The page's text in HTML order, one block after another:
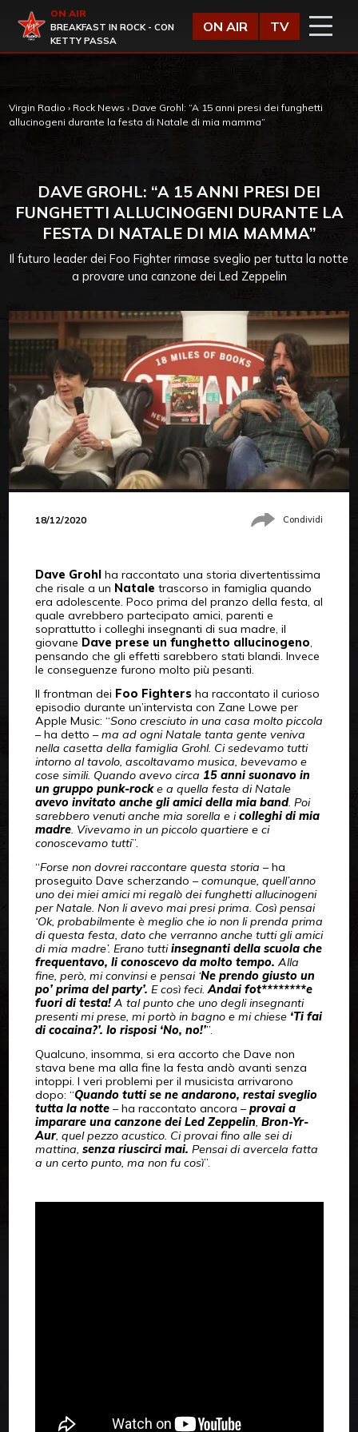
Virgin Radio
ON AIR
BREAKFAST IN ROCK - CON
KETTY PASSA
ON AIR TV
Virgin Radio › Rock News › Dave Grohl: “A 15 anni presi dei funghetti
allucinogeni durante la festa di Natale di mia mamma”
DAVE GROHL: “A 15 ANNI PRESI DEI
FUNGHETTI ALLUCINOGENI DURANTE LA
FESTA DI NATALE DI MIA MAMMA”
Il futuro leader dei Foo Fighter rimase sveglio per tutta la notte
a provare una canzone dei Led Zeppelin
18/12/2020 Condividi
Dave Grohlha raccontato una storia divertentissima
che risale a un Natale trascorso in famiglia quando
era adolescente. Poco prima del pranzo della festa, al
quale avrebbero partecipato amici, parenti e
soprattutto i colleghi insegnanti di sua madre, il
giovane Dave prese un funghetto allucinogeno
pensando che gli effetti sarebbero stati blandi. Invece
le conseguenze furono molto più pesanti.
Il frontman dei Foo Fightersha raccontato il curioso
episodio durante un’intervista con Zane Lowe per
Apple Music: “Sono cresciuto in una casa molto piccola
– ha detto –ma ad ogni Natale tanta gente veniva
nella casetta della famiglia Grohl. Ci sedevamo tutti
intorno al tavolo, ascoltavamo musica, bevevamo e
cose simili. Quando avevo circa 15 anni suonavo in
un gruppo punk-rocke a quella festa di Natale
avevo invitato anche gli amici della mia band. Poi
sarebbero venuti anche mia sorella e icolleghi di mia
madre. Vivevamo in un piccolo quartiere e ci
conoscevamo tutti”.
“Forse non dovrei raccontare questa storia – ha
proseguito Dave scherzando –comunque, quell’anno
uno dei miei amici mi regalò dei funghetti allucinogeni
per Natale. Non li avevo mai presi prima. Così pensai
‘Ok, probabilmente è meglio che io non li prenda prima
di questa festa, dato che verranno anche tutti gli amici
di mia madre’. Erano tuttiinsegnanti della scuola che
frequentavo, li conoscevo da molto tempo. Alla
fine, però, mi convinsi e pensai ‘Ne prendo giusto un
po’ prima del party’. E così feci. Andai fot********e
fuori di testa!A tal punto che uno degli insegnanti
presenti mi prese, mi portò in bagno e mi chiese ‘Ti fai
di cocaina?’. Io risposi ‘No, no!’”.
Qualcuno, insomma, si era accorto che Dave non
stava bene ma alla fine la festa andò avanti senza
intoppi. I veri problemi per il musicista arrivarono
dopo: “Quando tutti se ne andarono, restai sveglio
tutta la notte – ha raccontato ancora –provai a
imparare una canzone dei Led Zeppelin Bron-Yr-
Aur, quel pezzo acustico. Ci provai fino alle sei di
mattina, senza riuscirci mai. Pensai di avercela fatta
a un certo punto, ma non fu così”.